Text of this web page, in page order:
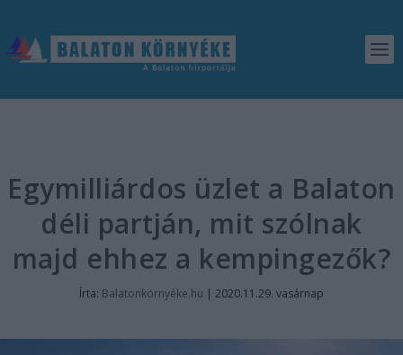
Egymilliárdos üzlet a Balaton
déli partján, mit szólnak
majd ehhez a kempingezők?
Írta: Balatonkörnyéke.hu | 2020.11.29. vasárnap